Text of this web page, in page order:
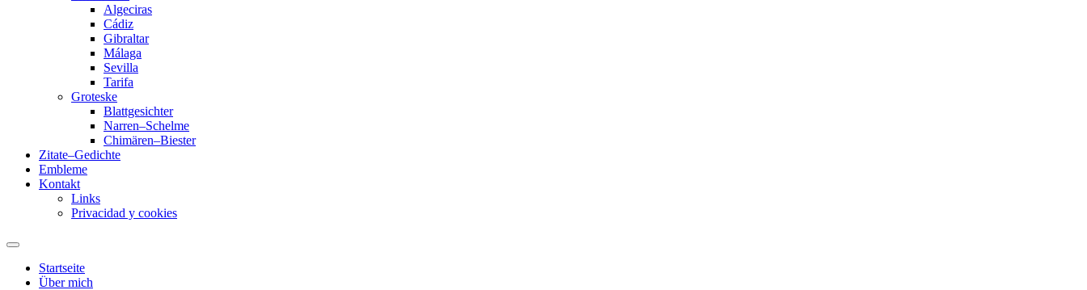
Algeciras
Cádiz
Gibraltar
Málaga
Sevilla
Tarifa
Groteske
Blattgesichter
Narren–Schelme
Chimären–Biester
Zitate–Gedichte
Embleme
Kontakt
Links
Privacidad y cookies
Startseite
Über mich